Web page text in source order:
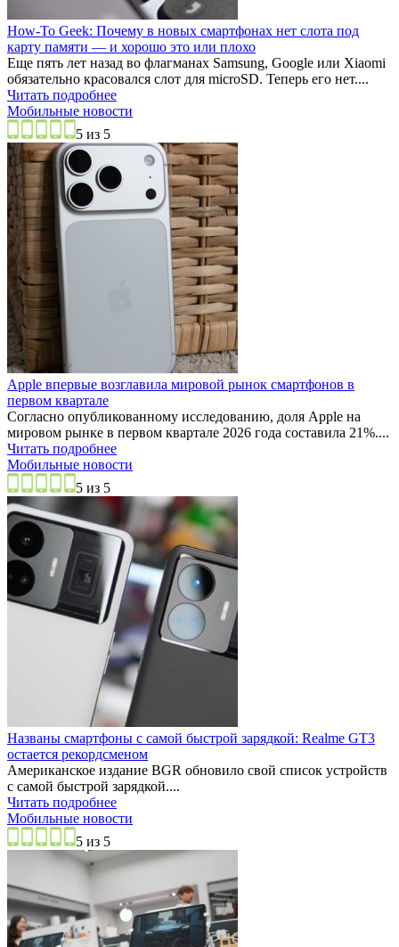
How-To Geek: Почему в новых смартфонах нет слота под
карту памяти — и хорошо это или плохо
Еще пять лет назад во флагманах Samsung, Google или Xiaomi
обязательно красовался слот для microSD. Теперь его нет....
Читать подробнее
Мобильные новости
5 из 5
Apple впервые возглавила мировой рынок смартфонов в
первом квартале
Согласно опубликованному исследованию, доля Apple на
мировом рынке в первом квартале 2026 года составила 21%....
Читать подробнее
Мобильные новости
5 из 5
Названы смартфоны с самой быстрой зарядкой: Realme GT3
остается рекордсменом
Американское издание BGR обновило свой список устройств
с самой быстрой зарядкой....
Читать подробнее
Мобильные новости
5 из 5